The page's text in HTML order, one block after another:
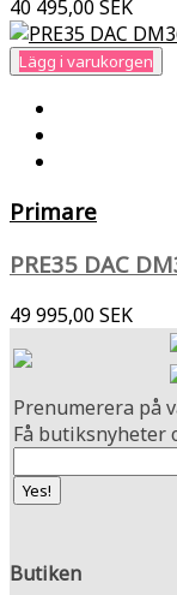
40 495,00 SEK
Lägg i varukorgen
Primare
PRE35 DAC
49 995,00 SEK
Prenumerera på
Få butiksnyheter
Butiken